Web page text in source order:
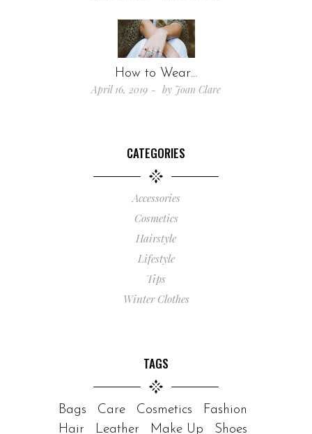
How to Wear…
April 16, 2019
by Joan Clare
CATEGORIES
Accessories
Cosmetics
Hairstyle
Lifestyle
Tips
Winter Clothes
TAGS
Bags Care Cosmetics
Fashion
Hair
Leather Make Up
Shoes